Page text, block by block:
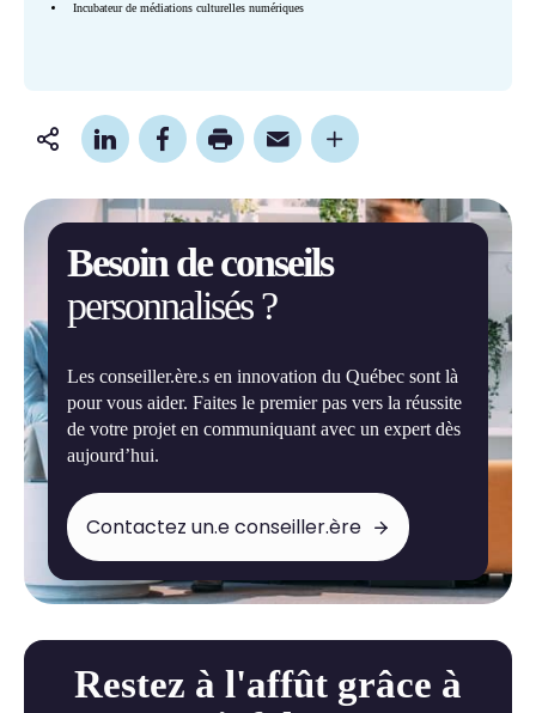
Incubateur de médiations culturelles numériques
Partager
page
Besoin de conseils
personnalisés ?
Les conseiller.ère.s en innovation du Québec sont là
pour vous aider. Faites le premier pas vers la réussite
de votre projet en communiquant avec un expert dès
aujourd’hui.
Contactez un.e conseiller.ère
Restez à l'affût grâce à